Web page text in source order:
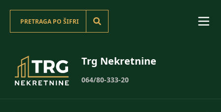
Trg Nekretnine
064/80-333-20